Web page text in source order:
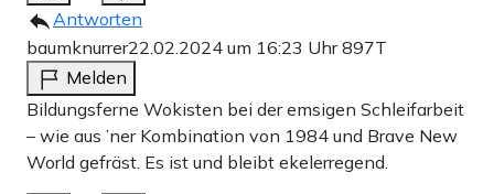
Antworten
baumknurrer22.02.2024 um 16:23 Uhr897T
Melden
Bildungsferne Wokisten bei der emsigen Schleifarbeit
– wie aus ’ner Kombination von 1984 und Brave New
World gefräst. Es ist und bleibt ekelerregend.